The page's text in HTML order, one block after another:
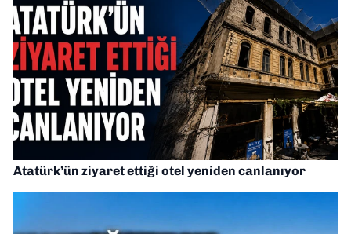
Atatürk’ün ziyaret ettiği otel yeniden canlanıyor